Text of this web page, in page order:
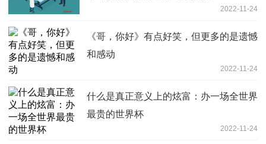
2022-11-24
《哥，你好》有点好笑，但更多的是遗憾
和感动
2022-11-24
什么是真正意义上的炫富：办一场全世界
最贵的世界杯
2022-11-24